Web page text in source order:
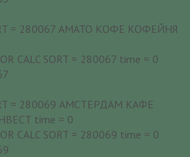
= 280067 АМАТО КОФЕ КОФЕЙНЯ
CALC SORT = 280067 time = 0
= 280069 АМСТЕРДАМ КАФЕ
time = 0
CALC SORT = 280069 time = 0